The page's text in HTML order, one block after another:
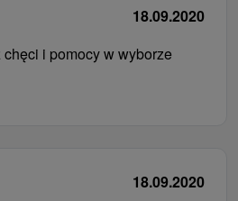
18.09.2020
i pomocy w wyborze
18.09.2020